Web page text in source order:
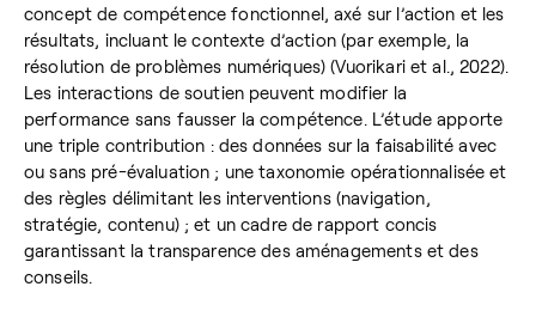
concept de compétence fonctionnel, axé sur l’action et les
résultats, incluant le contexte d’action (par exemple, la
résolution de problèmes numériques) (Vuorikari et al., 2022).
Les interactions de soutien peuvent modifier la
performance sans fausser la compétence. L’étude apporte
une triple contribution : des données sur la faisabilité avec
ou sans pré-évaluation ; une taxonomie opérationnalisée et
des règles délimitant les interventions (navigation,
stratégie, contenu) ; et un cadre de rapport concis
garantissant la transparence des aménagements et des
conseils.